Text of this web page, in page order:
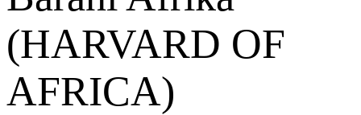
(HARVARD OF
AFRICA)